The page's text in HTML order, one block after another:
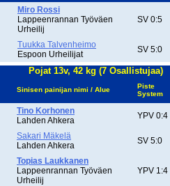
Miro Rossi
Lappeenrannan Työväen
Urheilij
SV 0:5
Tuukka Talvenheimo
Espoon Urheilijat
SV 5:0
Pojat 13v, 42 kg (7 Osallistujaa)
Sinisen painijan nimi / Alue
Piste
System
Tino Korhonen
Lahden Ahkera
YPV 0:4
Sakari Mäkelä
Lahden Ahkera
SV 5:0
Topias Laukkanen
Lappeenrannan Työväen
Urheilij
YPV 1:4